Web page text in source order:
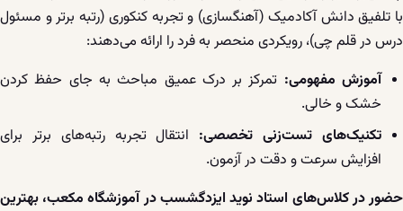
با تلفیق دانش آکادمیک (آهنگسازی) و تجربه کنکوری (رتبه برتر و مسئول
درس در قلم چی)، رویکردی منحصر به فرد را ارائه می‌دهند:
آموزش مفهومی: تمرکز بر درک عمیق مباحث به جای حفظ کردن
خشک و خالی.
تکنیک‌های تست‌زنی تخصصی: انتقال تجربه رتبه‌های برتر برای
افزایش سرعت و دقت در آزمون.
حضور در کلاس‌های استاد نوید ایزدگشسب در آموزشگاه مکعب، بهترین